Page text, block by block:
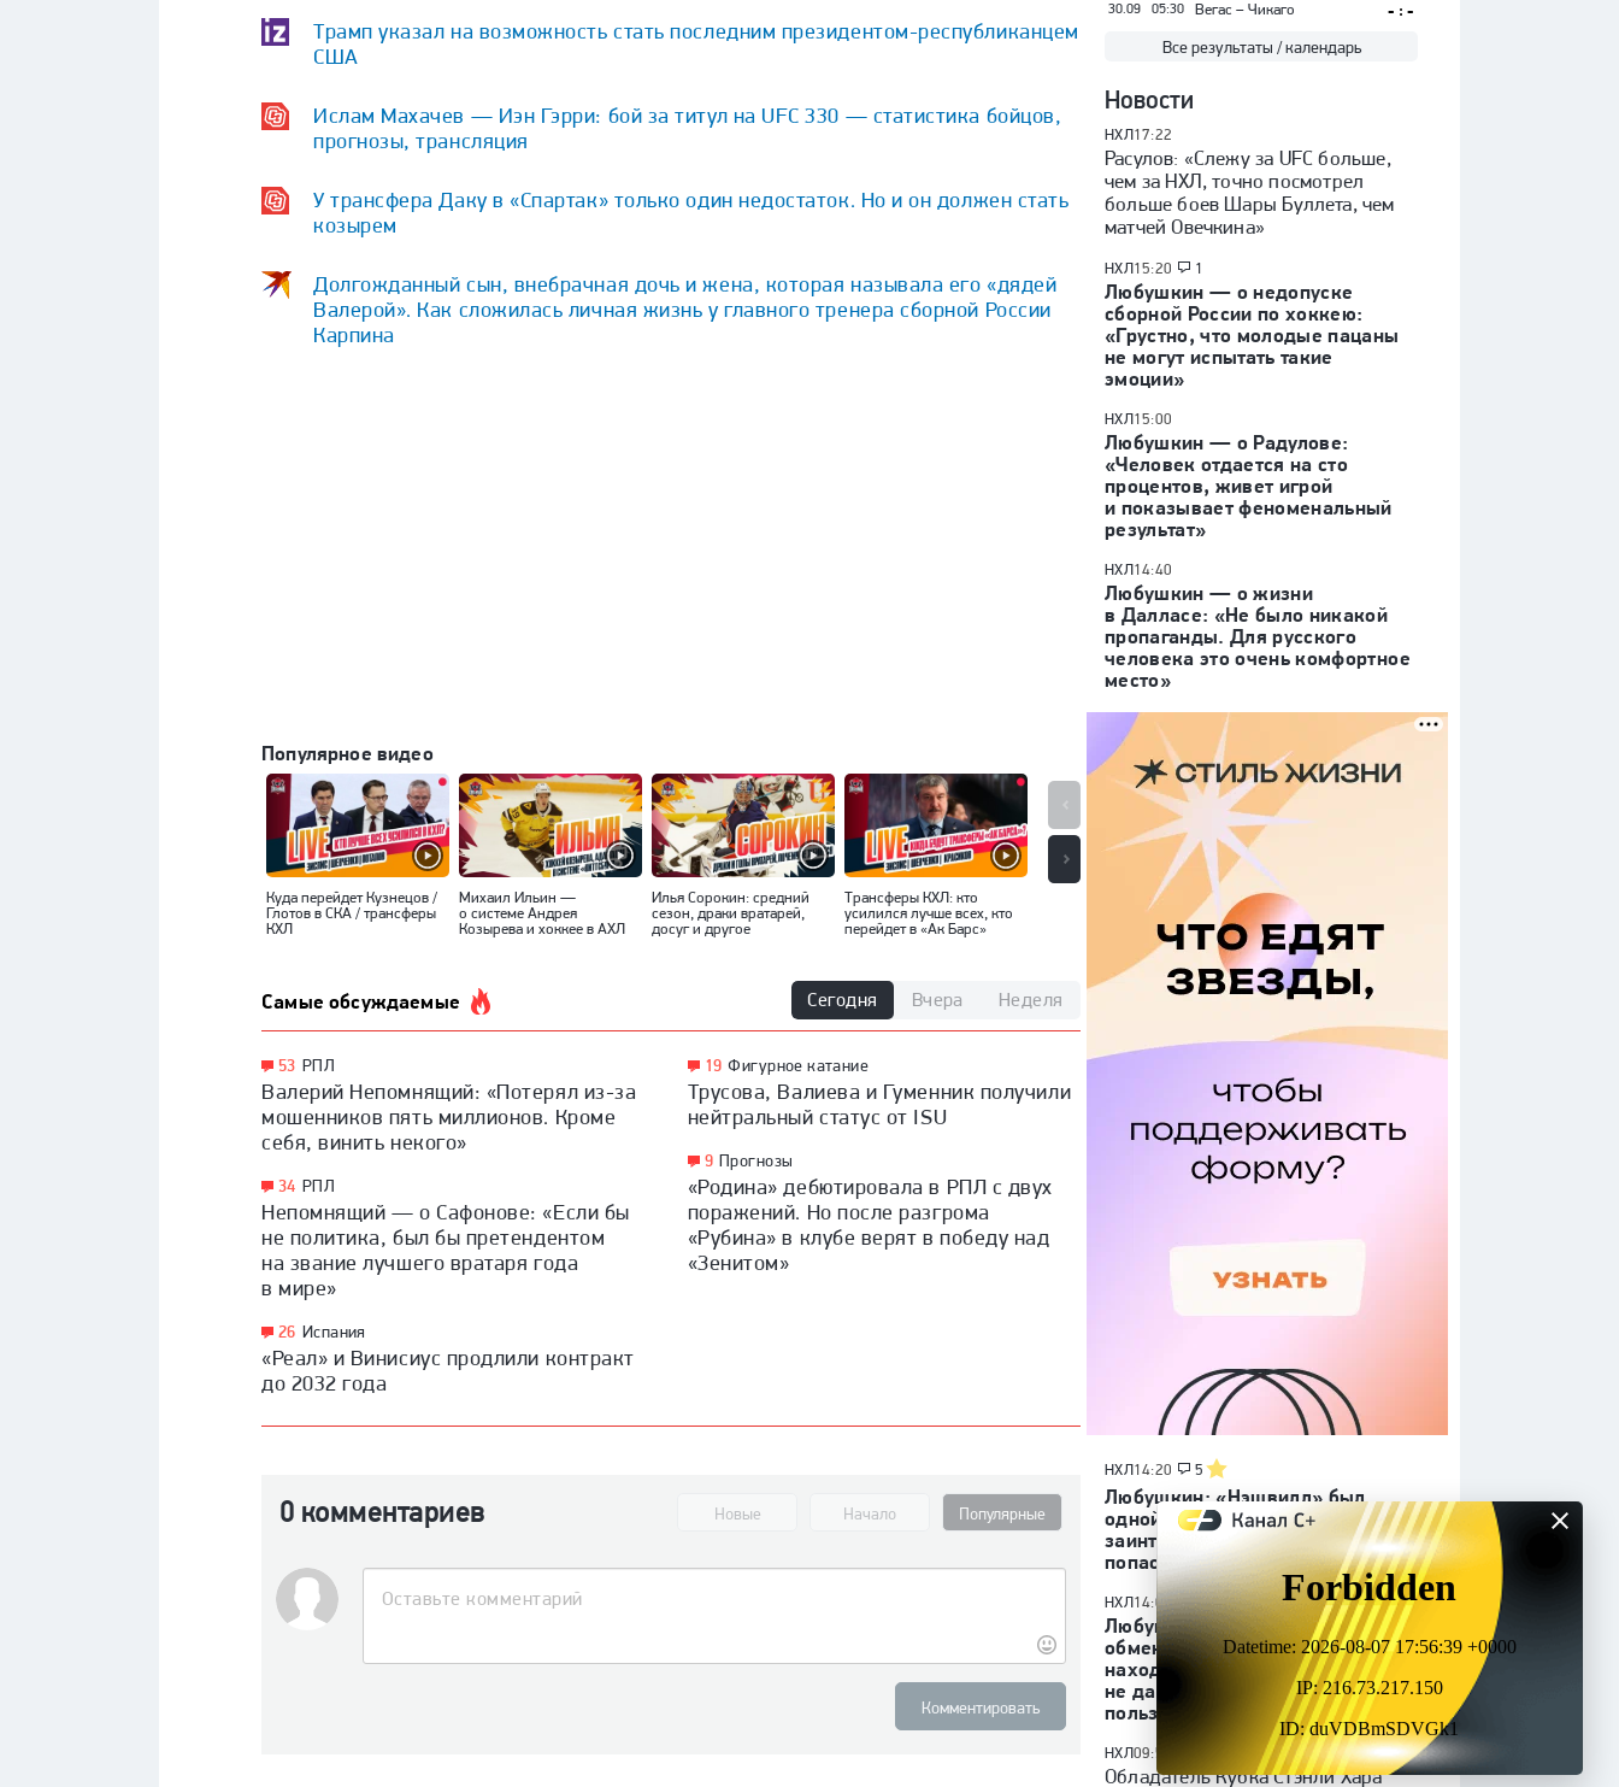
Трамп указал на возможность стать последним президентом-республиканцем
США
Ислам Махачев — Иэн Гэрри: бой за титул на UFC 330 — статистика бойцов,
прогнозы, трансляция
У трансфера Даку в «Спартак» только один недостаток. Но и он должен стать
козырем
Долгожданный сын, внебрачная дочь и жена, которая называла его «дядей
Валерой». Как сложилась личная жизнь у главного тренера сборной России
Карпина
Популярное видео
Куда перейдет Кузнецов /
Глотов в СКА / трансферы
КХЛ
Михаил Ильин —
о системе Андрея
Козырева и хоккее в АХЛ
Илья Сорокин: средний
сезон, драки вратарей,
досуг и другое
Трансферы КХЛ: кто
усилился лучше всех, кто
перейдет в «Ак Барс»
«Вряд ли вернусь в КХЛ»:
интервью Александра
Интервью Барабанова:
самый дорогой игрок КХЛ,
плей-офф, слухи
Самые обсуждаемые Сегодня Вчера Неделя
53 РПЛ
Валерий Непомнящий: «Потерял из-за
мошенников пять миллионов. Кроме
себя, винить некого»
34 РПЛ
Непомнящий — о Сафонове: «Если бы
не политика, был бы претендентом
на звание лучшего вратаря года
в мире»
26 Испания
«Реал» и Винисиус продлили контракт
до 2032 года
19 Фигурное катание
Трусова, Валиева и Гуменник получили
нейтральный статус от ISU
9 Прогнозы
«Родина» дебютировала в РПЛ с двух
поражений. Но после разгрома
«Рубина» в клубе верят в победу над
«Зенитом»
0 комментариев Новые Начало Популярные
Комментировать
30.09 05:30 Вегас – Чикаго
- : -
Все результаты / календарь
Новости
НХЛ17:22
Расулов: «Слежу за UFC больше,
чем за НХЛ, точно посмотрел
больше боев Шары Буллета, чем
матчей Овечкина»
НХЛ15:20 1
Любушкин — о недопуске
сборной России по хоккею:
«Грустно, что молодые пацаны
не могут испытать такие
эмоции»
НХЛ15:00
Любушкин — о Радулове:
«Человек отдается на сто
процентов, живет игрой
и показывает феноменальный
результат»
НХЛ14:40
Любушкин — о жизни
в Далласе: «Не было никакой
пропаганды. Для русского
человека это очень комфортное
место»
НХЛ14:20 5
Любушкин: «Нэшвилл» был
одной из команд, которая меня
заинтересовала. Хотел туда
попасть»
НХЛ14:00
Любушкин — о причинах
обмена из «Далласа»: «Не хочу
находиться в том месте, где мне
не дают возможности приносить
пользу»
НХЛ09:53
Обладатель Кубка Стэнли Хара